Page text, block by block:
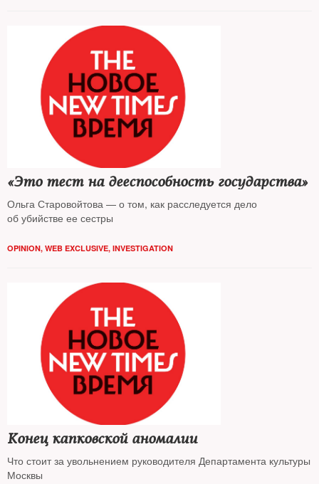
«Это тест на дееспособность государства»
Ольга Старовойтова — о том, как расследуется дело
об убийстве ее сестры
OPINION, WEB EXCLUSIVE, INVESTIGATION
Конец капковской аномалии
Что стоит за увольнением руководителя Департамента культуры
Москвы